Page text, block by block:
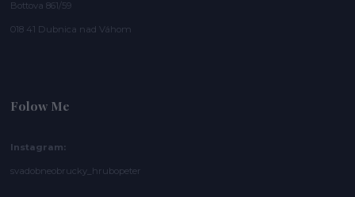
Bottova 861/59
018 41 Dubnica nad Váhom
Folow Me
Instagram:
svadobneobrucky_hrubopeter